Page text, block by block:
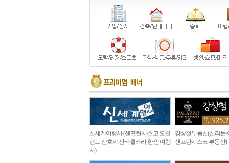
신세계여행사 (샌프란시스코 오클
랜드 산호세 산타클라라 한인 여행
사)
강상철부동산(산라몬/
샌프란시스코 부동산)